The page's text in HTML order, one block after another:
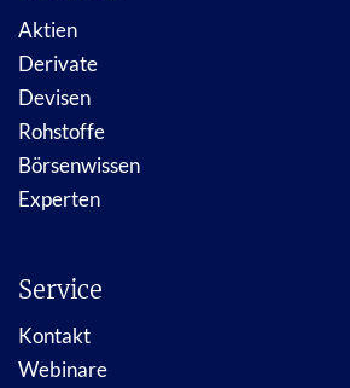
Aktien
Derivate
Devisen
Rohstoffe
Börsenwissen
Experten
Service
Kontakt
Webinare